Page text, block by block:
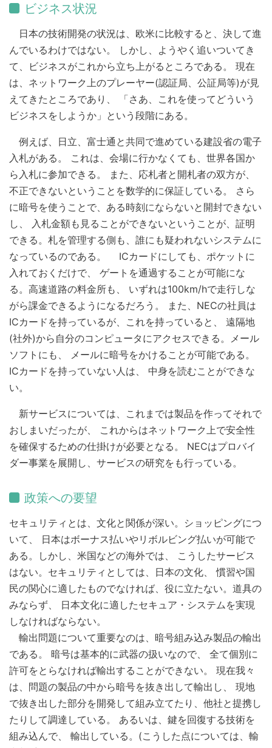
ビジネス状況
日本の技術開発の状況は、欧米に比較すると、決して進
んでいるわけではない。 しかし、ようやく追いついてき
て、ビジネスがこれから立ち上がるところである。 現在
は、ネットワーク上のプレーヤー(認証局、公証局等)が見
えてきたところであり、 「さあ、これを使ってどういう
ビジネスをしようか」という段階にある。
例えば、日立、富士通と共同で進めている建設省の電子
入札がある。 これは、会場に行かなくても、世界各国か
ら入札に参加できる。 また、応札者と開札者の双方が、
不正できないということを数学的に保証している。 さら
に暗号を使うことで、ある時刻にならないと開封できない
し、 入札金額も見ることができないということが、証明
できる。札を管理する側も、誰にも疑われないシステムに
なっているのである。 ICカードにしても、ポケットに
入れておくだけで、 ゲートを通過することが可能にな
る。高速道路の料金所も、 いずれは100km/hで走行しな
がら課金できるようになるだろう。 また、NECの社員は
ICカードを持っているが、これを持っていると、 遠隔地
(社外)から自分のコンピュータにアクセスできる。メール
ソフトにも、 メールに暗号をかけることが可能である。
ICカードを持っていない人は、 中身を読むことができな
い。
新サービスについては、これまでは製品を作ってそれで
おしまいだったが、 これからはネットワーク上で安全性
を確保するための仕掛けが必要となる。 NECはプロバイ
ダー事業を展開し、サービスの研究をも行っている。
政策への要望
セキュリティとは、文化と関係が深い。ショッピングにつ
いて、 日本はボーナス払いやリボルビング払いが可能で
ある。しかし、米国などの海外では、 こうしたサービス
はない。セキュリティとしては、日本の文化、 慣習や国
民の関心に適したものでなければ、役に立たない。道具の
みならず、 日本文化に適したセキュア・システムを実現
しなければならない。
輸出問題について重要なのは、暗号組み込み製品の輸出
である。 暗号は基本的に武器の扱いなので、 全て個別に
許可をとらなければ輸出することができない。 現在我々
は、問題の製品の中から暗号を抜き出して輸出し、 現地
で抜き出した部分を開発して組み立てたり、他社と提携し
たりして調達している。 あるいは、鍵を回復する技術を
組み込んで、 輸出している。(こうした点については、輸